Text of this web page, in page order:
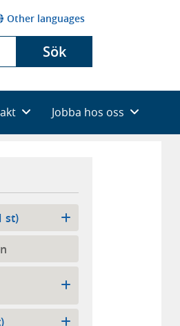
Other languages
Sök
Jobba hos oss
st)